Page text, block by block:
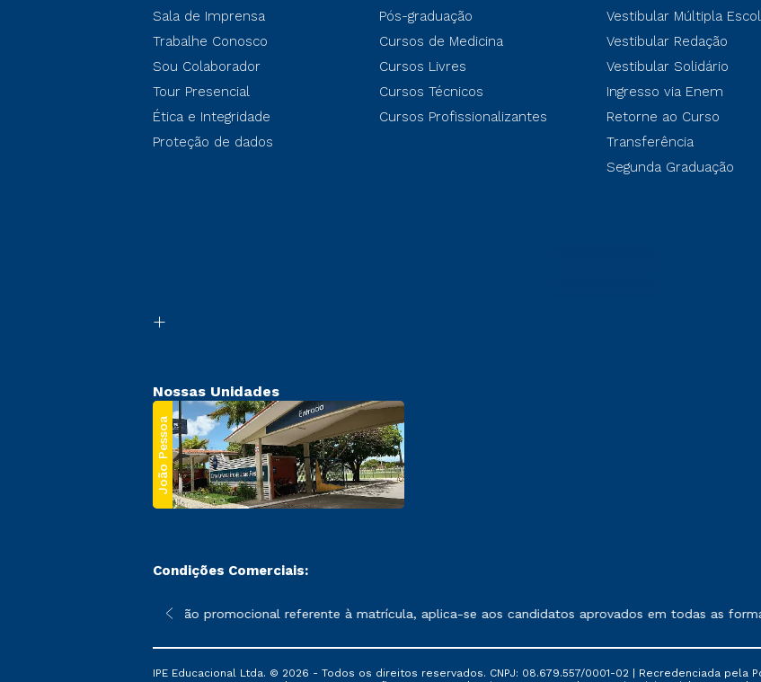
Sala de Imprensa
Trabalhe Conosco
Sou Colaborador
Tour Presencial
Ética e Integridade
Proteção de dados
Pós-graduação
Cursos de Medicina
Cursos Livres
Cursos Técnicos
Cursos Profissionalizantes
Vestibular Múltipla
Vestibular Redação
Vestibular Solidário
Ingresso via Enem
Retorne ao Curso
Transferência
Segunda Graduação
Nossas Unidades
João Pessoa
Condições Comerciais:
sofrer alterações nos períodos de rematrícula conforme exposto no contrato de prestação de serviços.
*A condição promocional referente à matrícula, aplica-se aos candidatos aprovados em todas as
IPE Educacional Ltda. © 2026 - Todos os direitos reservados. CNPJ: 08.679.557/0001-02 | Recredenciada pela